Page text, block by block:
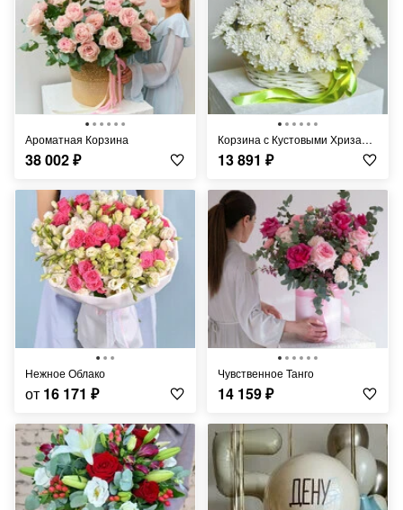
Ароматная Корзина
38 002₽
Корзина с Кустовыми Хризантемами
13 891 ₽
Нежное Облако
от 16 171 ₽
Чувственное Танго
14 159₽